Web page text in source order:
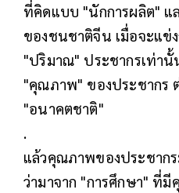
ที่คิดแบบ "นักการผลิต" แ
ของชนชาติจีน เมื่อจะแข่
"ปริมาณ" ประชากรเท่า
"คุณภาพ" ของประชากร
"อนาคตชาติ"
.
แล้วคุณภาพของประชากร
ว่ามาจาก "การศึกษา" ที่